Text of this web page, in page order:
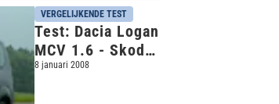
VERGELIJKENDE TEST
Test: Dacia Logan
MCV 1.6 - Skoda
Roomster 1.4 16V
8 januari 2008